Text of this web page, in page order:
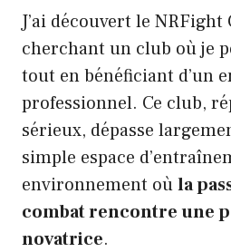
J’ai découvert le
cherchant un club où je
tout en bénéficiant d’un
professionnel. Ce club,
sérieux, dépasse
simple espace
environnement oùla
combat rencontre une
novatrice.